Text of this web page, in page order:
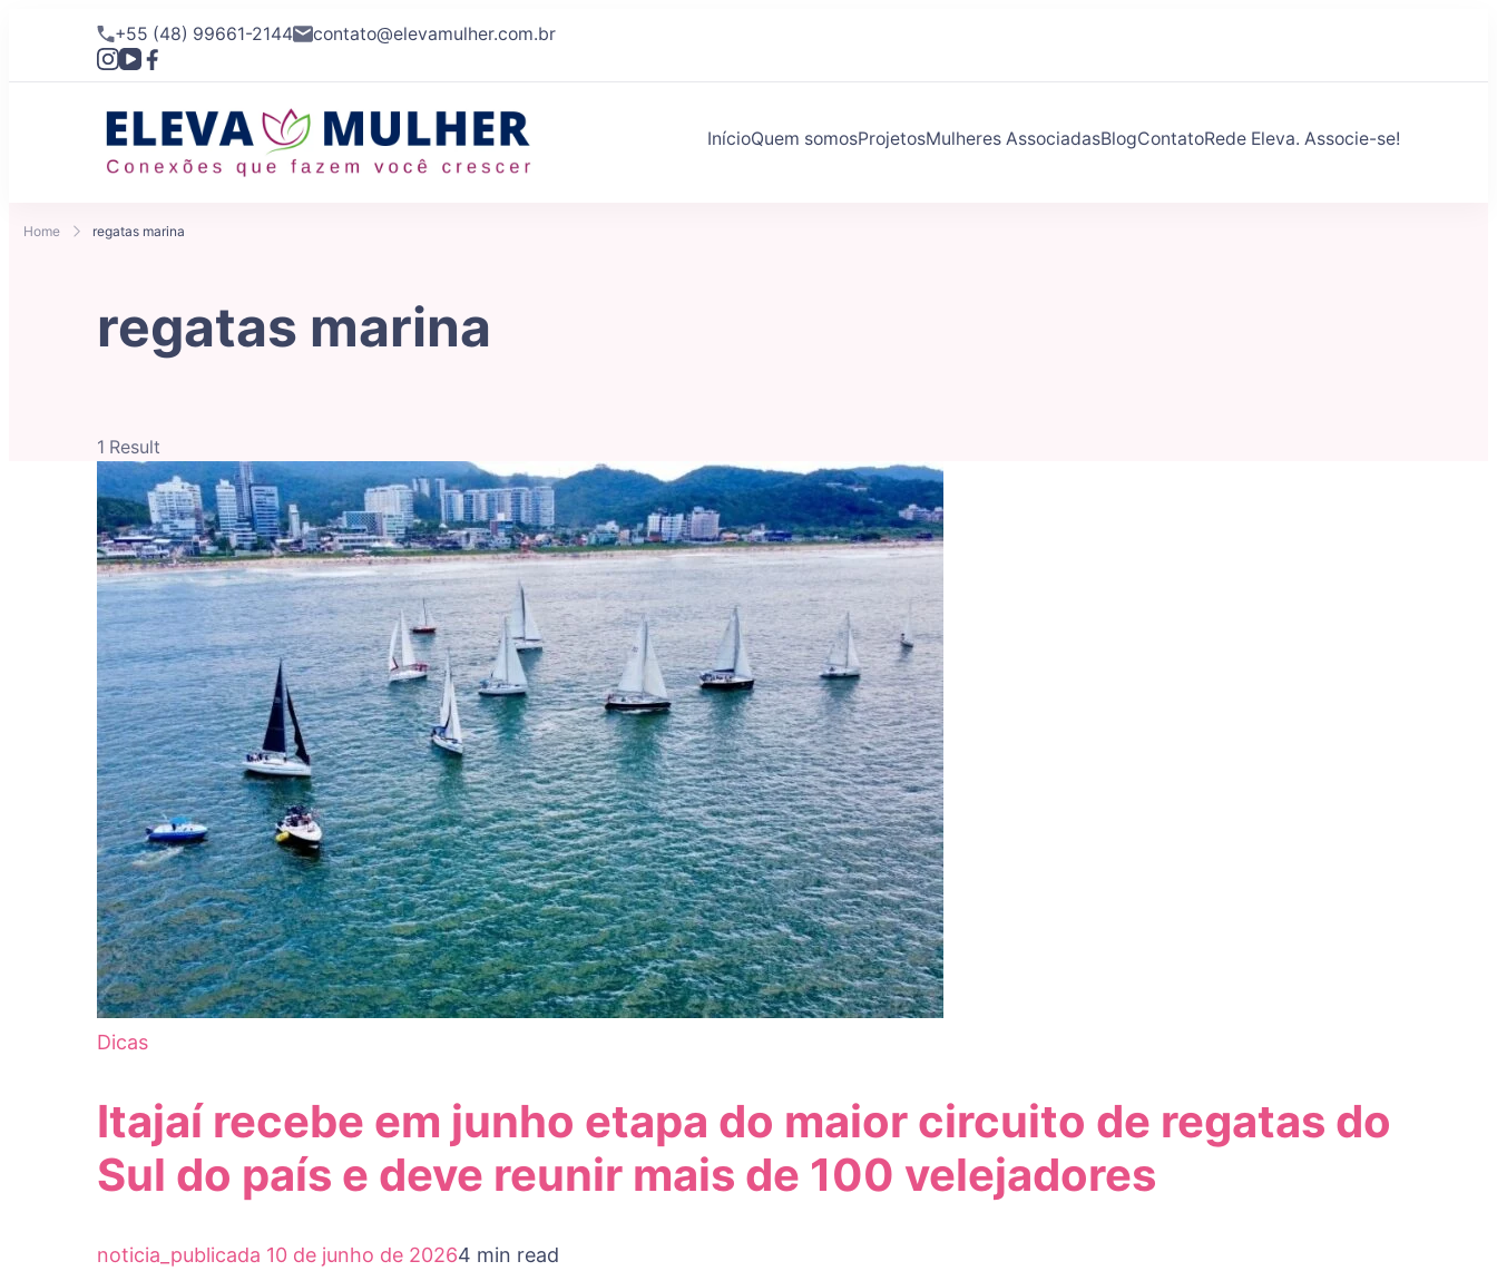
+55 (48) 99661-2144 contato@elevamulher.com.br
InícioQuem somosProjetosMulheres AssociadasBlogContatoRede Eleva. Associe-se!
Home regatas marina
regatas marina
1 Result
Dicas
Itajaí recebe em junho etapa do maior circuito de regatas do
Sul do país e deve reunir mais de 100 velejadores
noticia_publicada 10 de junho de 20264 min read